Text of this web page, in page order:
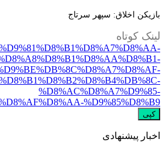
اخلاق: سپهر سرتاج
کوتاه
پیشنهادی